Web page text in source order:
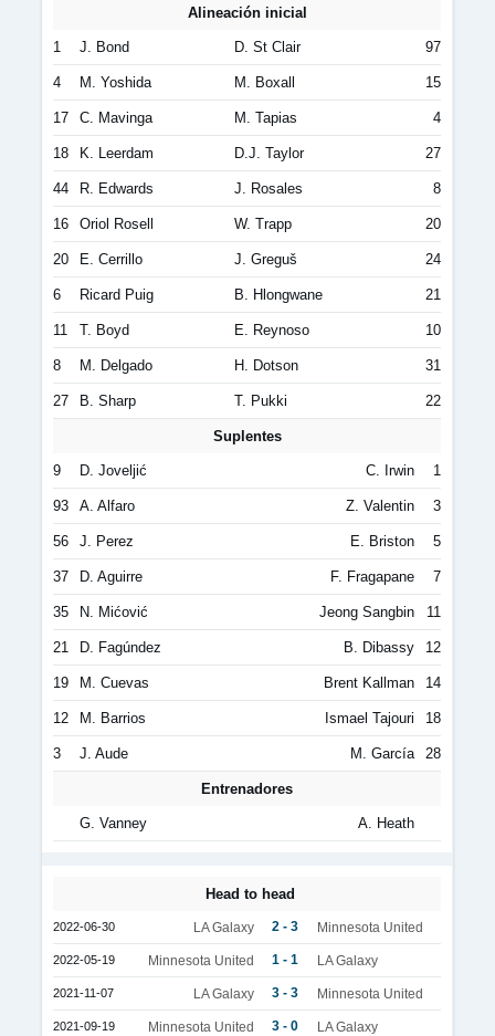
Alineación inicial
1 J. Bond D. St Clair 97
4 M. Yoshida M. Boxall 15
17 C. Mavinga M. Tapias 4
18 K. Leerdam D.J. Taylor 27
44 R. Edwards J. Rosales 8
16 Oriol Rosell W. Trapp 20
20 E. Cerrillo J. Greguš 24
6 Ricard Puig B. Hlongwane 21
11 T. Boyd E. Reynoso 10
8 M. Delgado H. Dotson 31
27 B. Sharp T. Pukki 22
Suplentes
9 D. Joveljić C. Irwin 1
93 A. Alfaro Z. Valentin 3
56 J. Perez E. Briston 5
37 D. Aguirre F. Fragapane 7
35 N. Mićović Jeong Sangbin 11
21 D. Fagúndez B. Dibassy 12
19 M. Cuevas Brent Kallman 14
12 M. Barrios Ismael Tajouri 18
3 J. Aude M. García 28
Entrenadores
G. Vanney A. Heath
Head to head
2022-06-30 LA Galaxy 2 - 3 Minnesota United
2022-05-19 Minnesota United 1 - 1 LA Galaxy
2021-11-07 LA Galaxy 3 - 3 Minnesota United
2021-09-19 Minnesota United 3 - 0 LA Galaxy